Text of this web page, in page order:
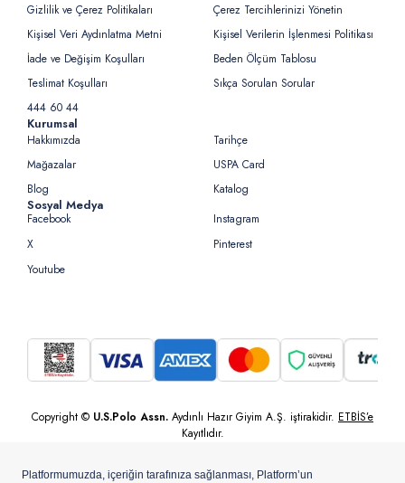
Gizlilik ve Çerez Politikaları
Çerez Tercihlerinizi Yönetin
Kişisel Veri Aydınlatma Metni
Kişisel Verilerin İşlenmesi Politikası
İade ve Değişim Koşulları
Beden Ölçüm Tablosu
Teslimat Koşulları
Sıkça Sorulan Sorular
444 60 44
Kurumsal
Hakkımızda
Tarihçe
Mağazalar
USPA Card
Blog
Katalog
Sosyal Medya
Facebook
Instagram
X
Pinterest
Youtube
Copyright © U.S.Polo Assn. Aydınlı Hazır Giyim A.Ş. iştirakidir. ETBİS’e
Kayıtlıdır.